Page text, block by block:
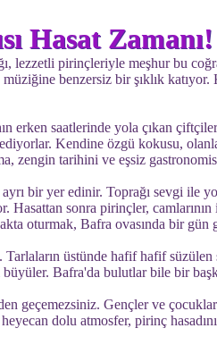
Hasat Zamanı!
lezzetli pirinçleriyle meşhur bu
benzersiz bir şıklık
erken saatlerinde yola çıkan
Kendine özgü kokusu,
zengin tarihini ve eşsiz
bir yer edinir. Toprağı sevgi ile
sonra pirinçler, camlarının
oturmak, Bafra ovasında bir gün
üstünde hafif hafif süzülen
Bafra'da bulutlar bile bir
geçemezsiniz. Gençler ve
dolu atmosfer, pirinç